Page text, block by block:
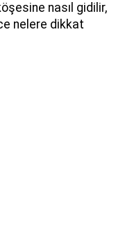
nasıl gidilir,
nelere dikkat